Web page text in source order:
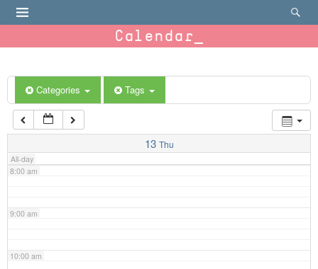
Calendar
Categories Tags
13 Thu
All-day
6:00 am
7:00 am
8:00 am
9:00 am
10:00 am